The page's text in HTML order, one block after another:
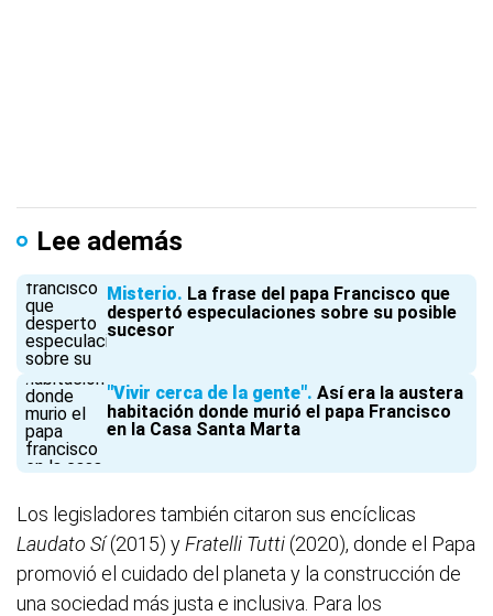
Lee además
Misterio La frase del papa Francisco que
despertó especulaciones sobre su posible
sucesor
"Vivir cerca de la gente" Así era la austera
habitación donde murió el papa Francisco
en la Casa Santa Marta
Los legisladores también citaron sus encíclicas
Laudato Sí(2015) yFratelli Tutti (2020), donde el Papa
promovió el cuidado del planeta y la construcción de
una sociedad más justa e inclusiva. Para los